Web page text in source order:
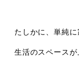
たしかに、単純
生活のスペース